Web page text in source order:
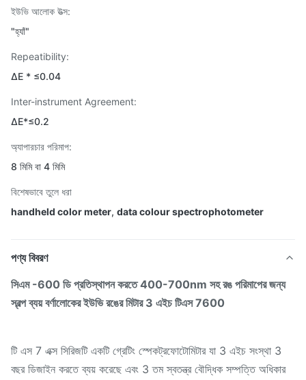
ইউভি আলোক উত্স:
"হ্যাঁ"
Repeatibility:
ΔE * ≤0.04
Inter-instrument Agreement:
ΔE*≤0.2
অ্যাপারচার পরিমাপ:
8 মিমি বা 4 মিমি
বিশেষভাবে তুলে ধরা
handheld color meter, data colour spectrophotometer
পণ্য বিবরণ
সিএম -600 ডি প্রতিস্থাপন করতে 400-700nm সহ রঙ পরিমাপের জন্য
স্বল্প ব্যয় বর্ণালোকের ইউভি রঙের মিটার 3 এইচ টিএস 7600
টি এস 7 এক্স সিরিজটি একটি গ্রেটিং স্পেকট্রফোটোমিটার যা 3 এইচ সংস্থা 3
বছর ডিজাইন করতে ব্যয় করেছে এবং 3 তম স্বতন্ত্র বৌদ্ধিক সম্পত্তি অধিকার